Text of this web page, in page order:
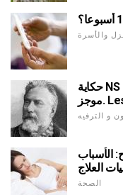
والأسرة
حكاية NS Leskov في "مسحور الهيام": تحليل
و الترفيه
الأسباب
العلاج
الصحة